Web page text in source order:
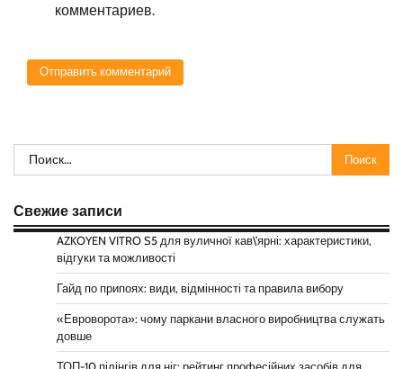
комментариев.
Найти:
Свежие записи
AZKOYEN VITRO S5 для вуличної кав\’ярні: характеристики,
відгуки та можливості
Гайд по припоях: види, відмінності та правила вибору
«Евроворота»: чому паркани власного виробництва служать
довше